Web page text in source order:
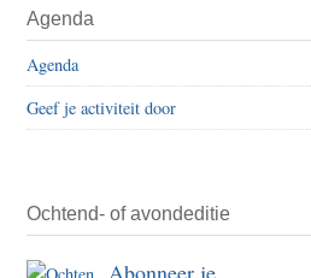
Agenda
Agenda
Geef je activiteit door
Ochtend- of avondeditie
Abonneer je